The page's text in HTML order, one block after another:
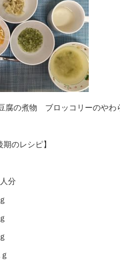
の煮物 ブロッコリーのやわ
期のレシピ】
分